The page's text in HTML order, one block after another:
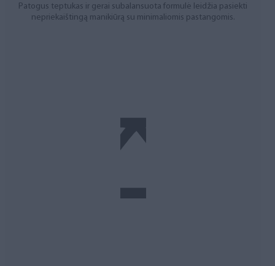
Patogus teptukas ir gerai subalansuota formulė leidžia pasiekti
nepriekaištingą manikiūrą su minimaliomis pastangomis.